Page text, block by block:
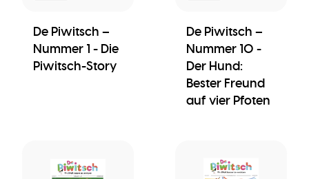
De Piwitsch –
Nummer 1 - Die
Piwitsch-Story
De Piwitsch –
Nummer 10 -
Der Hund:
Bester Freund
auf vier Pfoten